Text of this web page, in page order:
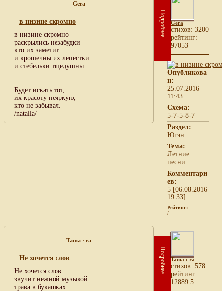
Gera
в низине скромно
в низине скромно
раскрылись незабудки
кто их заметит
и крошечны их лепестки
и стебельки тщедушны...
Будет искать тот,
их красоту неяркую,
кто не забывал.
/natalla/
Подробнее Gera
cтихов: 3200
рейтинг:
97053
Опубликова
н:
25.07.2016
11:43
Схема:
5-7-5-8-7
Раздел:
Югэн
Тема:
Летние
песни
Комментари
ев:
5 [06.08.2016
19:33]
Рейтинг:
/
Tama : ra
Не хочется слов
Не хочется слов
звучит нежной музыкой
трава в букашках
Подробнее Tama : ra
cтихов: 578
рейтинг:
12889.5